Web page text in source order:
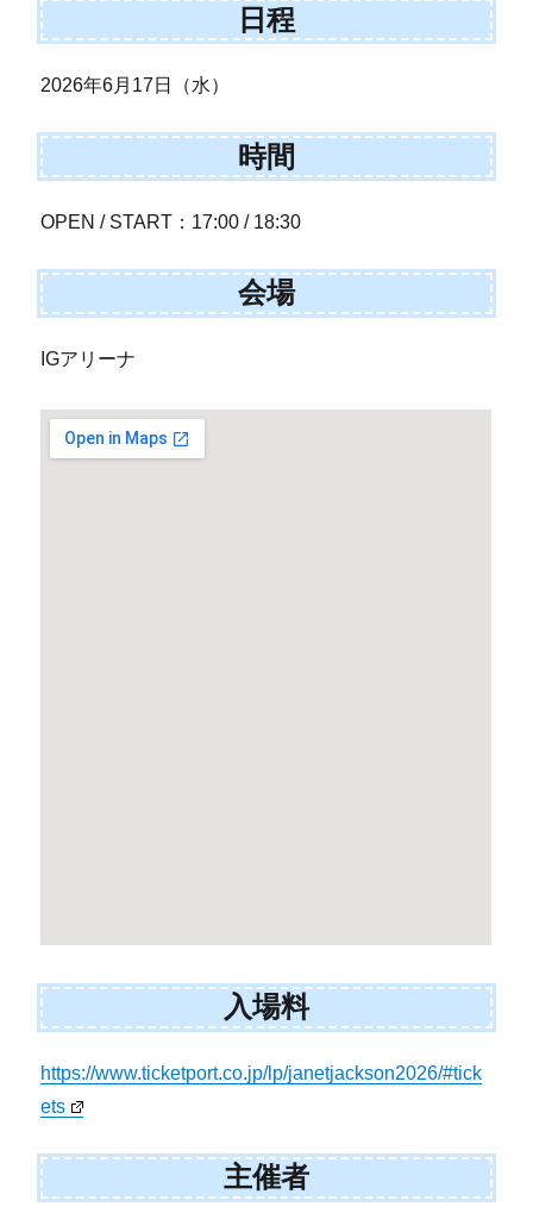
日程
2026年6月17日（水）
時間
OPEN / START：17:00 / 18:30
会場
IGアリーナ
入場料
https://www.ticketport.co.jp/lp/janetjackson2026/#tick
ets
主催者